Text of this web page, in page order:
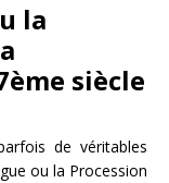
la
siècle
de véritables
ou la Procession